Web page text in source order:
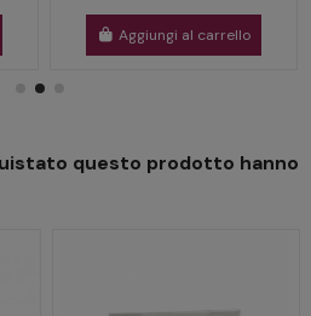
Aggiungi al carrello
questo prodotto hanno